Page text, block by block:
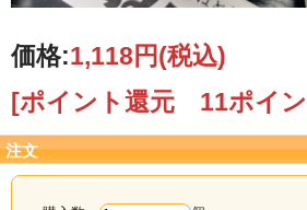
価格:1,118円(税込)
[ポイント還元 11ポイ
注文